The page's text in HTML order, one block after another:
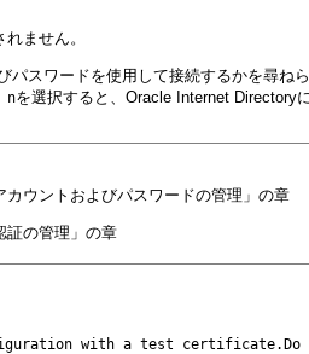
ません。
スワードを使用して接続するかを尋ねら
nを選択すると、Oracle Internet Directory
カウントおよびパスワードの管理」の章
証の管理」の章